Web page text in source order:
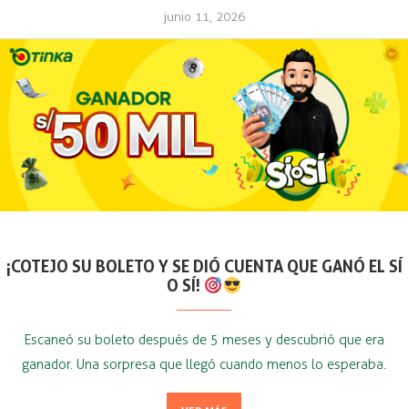
junio 11, 2026
¡COTEJO SU BOLETO Y SE DIÓ CUENTA QUE GANÓ EL SÍ
O SÍ!
Escaneó su boleto después de 5 meses y descubrió que era
ganador. Una sorpresa que llegó cuando menos lo esperaba.